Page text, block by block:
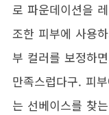
로 파운데이션을
조한 피부에 사용
부 컬러를 보정하
만족스럽다구. 피
는 선베이스를 찾